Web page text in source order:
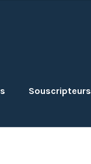
Souscripteurs